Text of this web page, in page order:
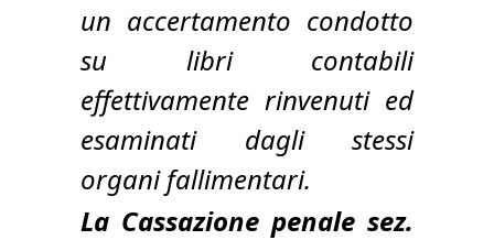
un accertamento condotto
su libri contabili
effettivamente rinvenuti ed
esaminati dagli stessi
organi fallimentari.
La Cassazione penale sez.